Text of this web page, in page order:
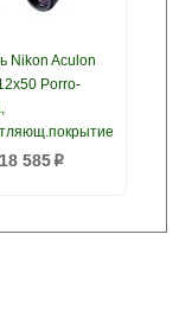
Nikon Aculon
Porro-
18 585p